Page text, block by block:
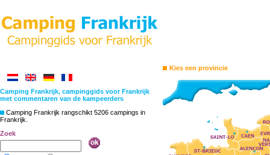
Camping Frankrijk, campinggids voor Frankrijk
met commentaren van de kampeerders
Camping Frankrijk rangschikt 5206 campings in
Frankrijk.
Zoek
Kies een provincie